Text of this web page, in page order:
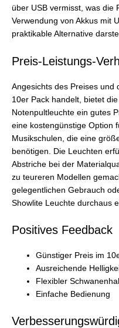
über USB vermisst, was die
Verwendung von Akkus mit
praktikable Alternative
Preis-Leistungs-
Angesichts des Preises und
10er Pack handelt, bietet
Notenpultleuchte ein gutes
eine kostengünstige Option
Musikschulen, die eine
benötigen. Die Leuchten
Abstriche bei der
zu teureren Modellen
gelegentlichen Gebrauch
Showlite Leuchte durchaus
Positives Feedback
Günstiger Preis im
Ausreichende
Flexibler
Einfache Bedienung